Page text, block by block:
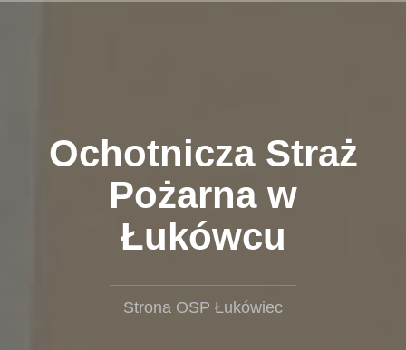
Ochotnicza Straż
Pożarna w
Łukówcu
Strona OSP Łukówiec